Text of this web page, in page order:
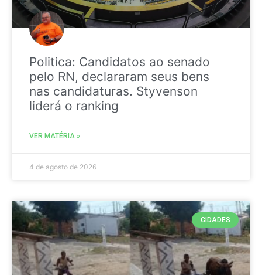
Politica: Candidatos ao senado
pelo RN, declararam seus bens
nas candidaturas. Styvenson
liderá o ranking
VER MATÉRIA »
4 de agosto de 2026
CIDADES